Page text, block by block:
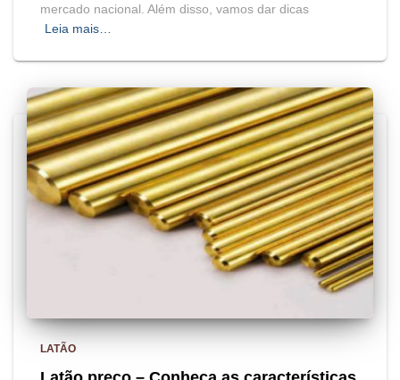
mercado nacional. Além disso, vamos dar dicas
Leia mais…
LATÃO